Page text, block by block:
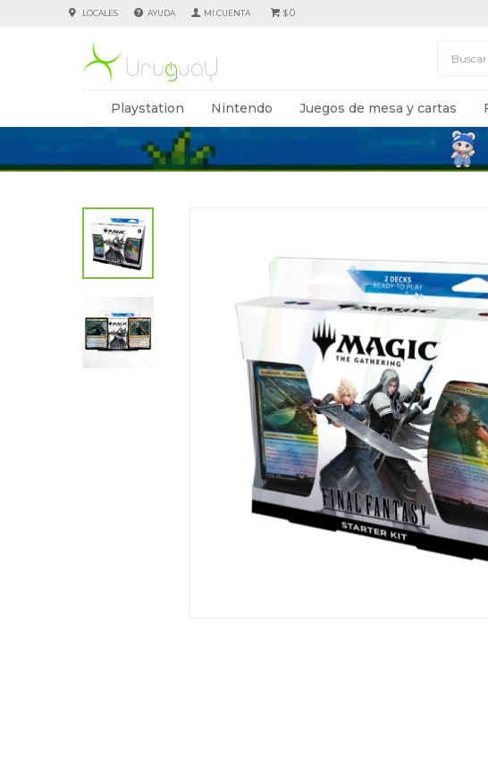
Playstation Nintendo Juegos de mesa y cartas
$0
LOCALES AYUDA